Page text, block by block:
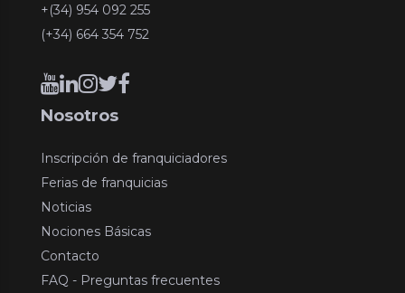
+(34) 954 092 255
(+34) 664 354 752
Nosotros
Inscripción de franquiciadores
Ferias de franquicias
Noticias
Nociones Básicas
Contacto
FAQ - Preguntas frecuentes